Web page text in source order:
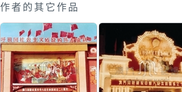
作者的其它作品